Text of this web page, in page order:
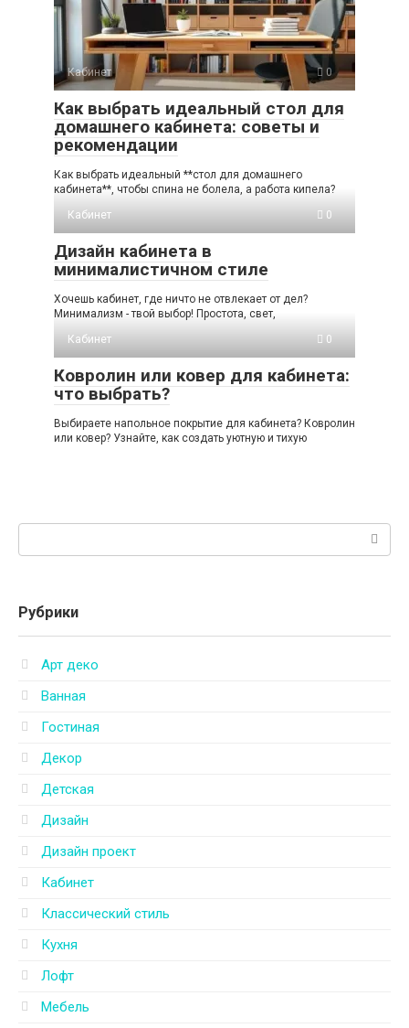
Кабинет 0
Как выбрать идеальный стол для
домашнего кабинета: советы и
рекомендации
Как выбрать идеальный **стол для домашнего
кабинета**, чтобы спина не болела, а работа кипела?
Кабинет
0
Дизайн кабинета в
минималистичном стиле
Хочешь кабинет, где ничто не отвлекает от дел?
Минимализм - твой выбор! Простота, свет,
Кабинет
0
Ковролин или ковер для кабинета:
что выбрать?
Выбираете напольное покрытие для кабинета? Ковролин
или ковер? Узнайте, как создать уютную и тихую
Рубрики
Арт деко
Ванная
Гостиная
Декор
Детская
Дизайн
Дизайн проект
Кабинет
Классический стиль
Кухня
Лофт
Мебель